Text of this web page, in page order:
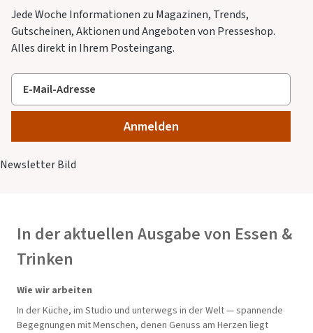
Jede Woche Informationen zu Magazinen, Trends,
Gutscheinen, Aktionen und Angeboten von Presseshop.
Alles direkt in Ihrem Posteingang.
In der aktuellen Ausgabe von Essen &
Trinken
Wie wir arbeiten
In der Küche, im Studio und unterwegs in der Welt — spannende
Begegnungen mit Menschen, denen Genuss am Herzen liegt